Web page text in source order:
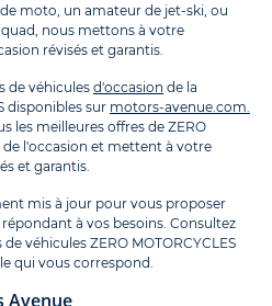
moto, un amateur de jet-ski, ou
nous mettons à votre
révisés et garantis.
de véhicules d'occasion de la
disponibles sur motors-avenue.com.
les meilleures offres de ZERO
de l'occasion et mettent à votre
et garantis.
mis à jour pour vous proposer
à vos besoins. Consultez
véhicules ZERO MOTORCYCLES
qui vous correspond.
Avenue